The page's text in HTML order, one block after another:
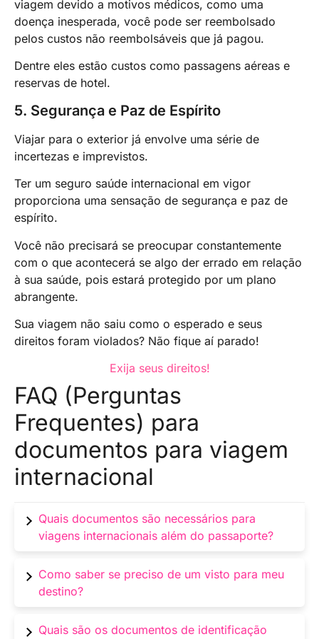
viagem devido a motivos médicos, como uma
doença inesperada, você pode ser reembolsado
pelos custos não reembolsáveis ​​que já pagou.
Dentre eles estão custos como passagens aéreas e
reservas de hotel.
5. Segurança e Paz de Espírito
Viajar para o exterior já envolve uma série de
incertezas e imprevistos.
Ter um seguro saúde internacional em vigor
proporciona uma sensação de segurança e paz de
espírito.
Você não precisará se preocupar constantemente
com o que acontecerá se algo der errado em relação
à sua saúde, pois estará protegido por um plano
abrangente.
Sua viagem não saiu como o esperado e seus
direitos foram violados? Não fique aí parado!
Exija seus direitos!
FAQ (Perguntas
Frequentes) para
documentos para viagem
internacional
Quais documentos são necessários para
viagens internacionais além do passaporte?
Além do passaporte, é importante verificar os
requisitos do país de destino. Portanto, tenha
documentos específicos do país.
Como saber se preciso de um visto para meu
destino?
Pesquise os requisitos de visto do país que
Quais são os documentos de identificação